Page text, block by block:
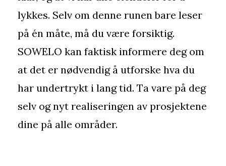
lykkes. Selv om denne runen bare leser
på én måte, må du være forsiktig.
SOWELO kan faktisk informere deg om
at det er nødvendig å utforske hva du
har undertrykt i lang tid. Ta vare på deg
selv og nyt realiseringen av prosjektene
dine på alle områder.